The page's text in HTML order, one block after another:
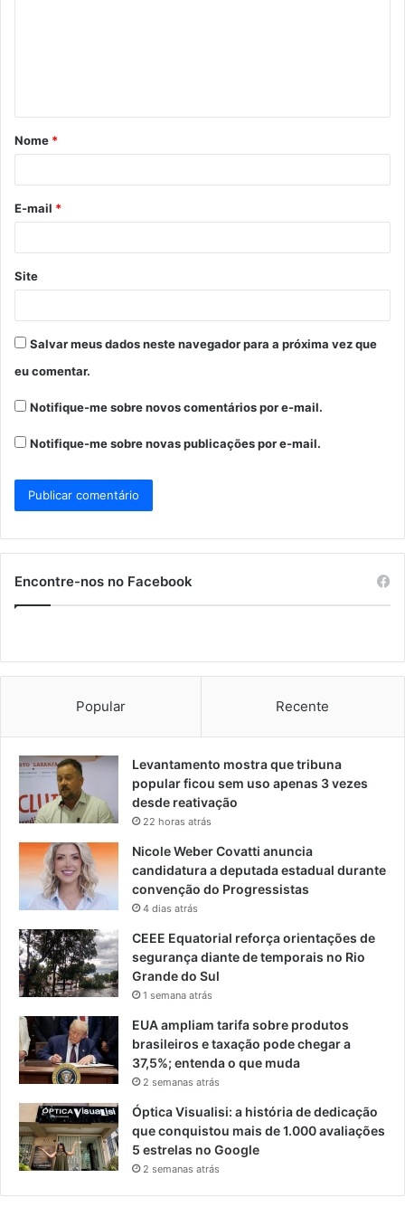
á
r
*
Nome *
E-mail *
Site
Salvar meus dados neste navegador para a próxima vez que
eu comentar.
Notifique-me sobre novos comentários por e-mail.
Notifique-me sobre novas publicações por e-mail.
Encontre-nos no Facebook
Popular Recente
Levantamento mostra que tribuna
popular ficou sem uso apenas 3 vezes
desde reativação
22 horas atrás
Nicole Weber Covatti anuncia
candidatura a deputada estadual durante
convenção do Progressistas
4 dias atrás
CEEE Equatorial reforça orientações de
segurança diante de temporais no Rio
Grande do Sul
1 semana atrás
EUA ampliam tarifa sobre produtos
brasileiros e taxação pode chegar a
37,5%; entenda o que muda
2 semanas atrás
Óptica Visualisi: a história de dedicação
que conquistou mais de 1.000 avaliações
5 estrelas no Google
2 semanas atrás